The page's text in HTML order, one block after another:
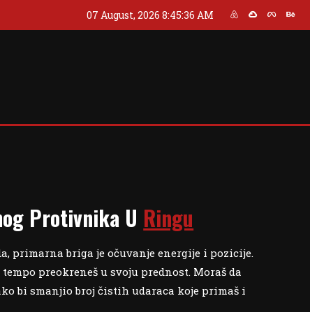
07 August, 2026 8:45:37 AM
Protivnika U Ringu
primarna briga je očuvanje energije i pozicije.
preokreneš u svoju prednost. Moraš da
bi smanjio broj čistih udaraca koje primaš i